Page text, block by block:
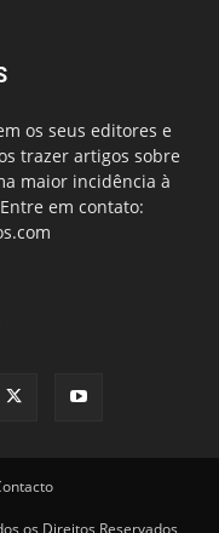
os seus editores e
trazer artigos sobre
maior incidência à
em contato:
os Direitos Reservados